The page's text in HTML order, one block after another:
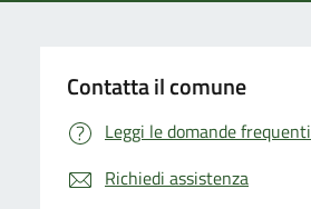
Contatta il comune
Leggi le domande frequenti
Richiedi assistenza